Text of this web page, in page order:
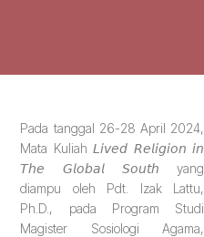
Pada tanggal 26-28 April 2024,
Mata Kuliah 𝘓𝘪𝘷𝘦𝘥 𝘙𝘦𝘭𝘪𝘨𝘪𝘰𝘯 𝘪𝘯
𝘛𝘩𝘦 𝘎𝘭𝘰𝘣𝘢𝘭 𝘚𝘰𝘶𝘵𝘩 yang
diampu oleh Pdt. Izak Lattu,
Ph.D., pada Program Studi
Magister Sosiologi Agama,